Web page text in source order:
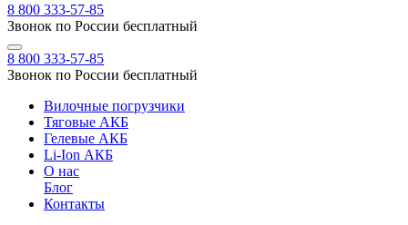
8 800 333-57-85
Звонок по России бесплатный
8 800 333-57-85
Звонок по России бесплатный
Вилочные погрузчики
Тяговые АКБ
Гелевые АКБ
Li-Ion АКБ
О нас
Блог
Контакты